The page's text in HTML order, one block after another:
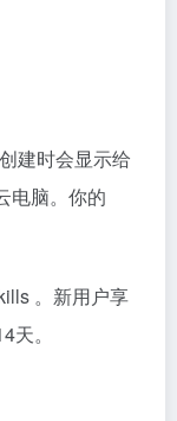
建时会显示给
电脑。你的
。新用户享
。